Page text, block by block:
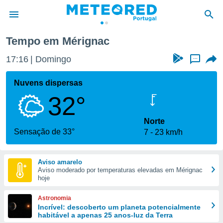
da
foi
fornecidas
a este
das
e
forma
digital
Tempo em Mérignac
17:16 Domingo ...
Nuvens dispersas
32°
Sensação de 33°
Norte
7
23 km/h
Aviso amarelo
Aviso moderado por temperaturas elevadas em Mérignac
hoje
Astronomia
Incrível: descoberto um planeta potencialmente
habitável a apenas 25 anos-luz da Terra